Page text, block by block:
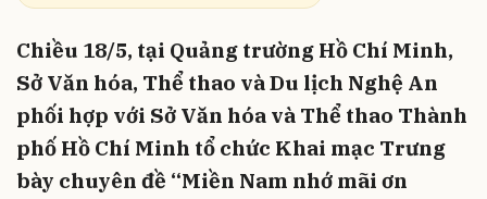
Chiều 18/5, tại Quảng trường Hồ Chí Minh,
Sở Văn hóa, Thể thao và Du lịch Nghệ An
phối hợp với Sở Văn hóa và Thể thao Thành
phố Hồ Chí Minh tổ chức Khai mạc Trưng
bày chuyên đề “Miền Nam nhớ mãi ơn